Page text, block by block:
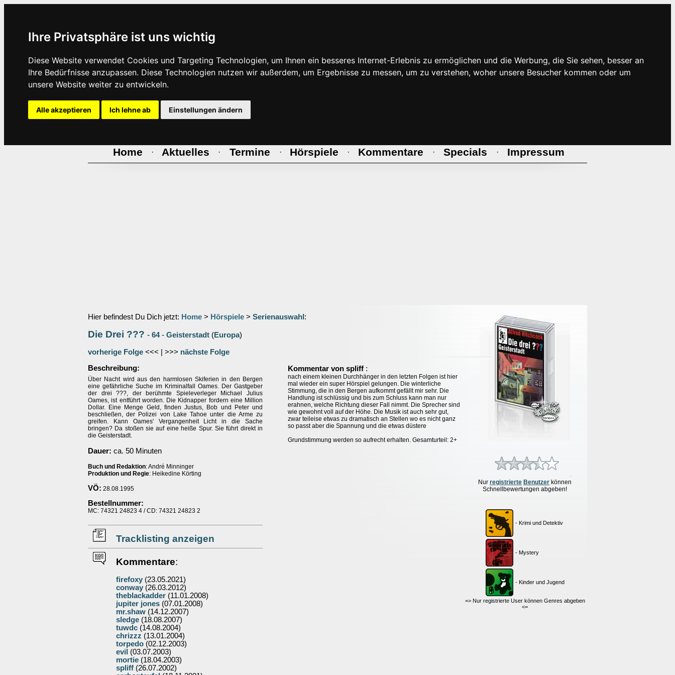
Ihre Privatsphäre ist uns wichtig
Diese Website verwendet Cookies und Targeting Technologien, um Ihnen ein besseres Internet-Erlebnis zu ermöglichen und die Werbung, die Sie sehen, besser an
Ihre Bedürfnisse anzupassen. Diese Technologien nutzen wir außerdem, um Ergebnisse zu messen, um zu verstehen, woher unsere Besucher kommen oder um
unsere Website weiter zu entwickeln.
Alle akzeptieren Ich lehne ab Einstellungen ändern
Home · Aktuelles · Termine · Hörspiele · Kommentare · Specials · Impressum
Hier befindest Du Dich jetzt: Home > Hörspiele > Serienauswahl :
Die Drei ??? - 64- Geisterstadt (Europa)
vorherige Folge <<< | >>> nächste Folge
Nur registrierte Benutzer können
Schnellbewertungen abgeben!
- Krimi und Detektiv
- Mystery
- Kinder und Jugend
=> Nur registrierte User können Genres abgeben
<=
Beschreibung:
Über Nacht wird aus den harmlosen Skiferien in den Bergen
eine gefährliche Suche im Kriminalfall Oames. Der Gastgeber
der drei ???, der berühmte Spieleverleger Michael Julius
Oames, ist entführt worden. Die Kidnapper fordern eine Million
Dollar. Eine Menge Geld, finden Justus, Bob und Peter und
beschließen, der Polizei von Lake Tahoe unter die Arme zu
greifen. Kann Oames' Vergangenheit Licht in die Sache
bringen? Da stoßen sie auf eine heiße Spur. Sie führt direkt in
die Geisterstadt.
Dauer: ca. 50 Minuten
Buch und Redaktion: André Minninger
Produktion und Regie: Heikedine Körting
VÖ: 28.08.1995
Bestellnummer:
MC: 74321 24823 4 / CD: 74321 24823 2
Tracklisting anzeigen
Kommentare:
firefoxy (23.05.2021)
conway (26.03.2012)
theblackadder (11.01.2008)
jupiter jones (07.01.2008)
mr.shaw (14.12.2007)
sledge (18.08.2007)
tuwdc (14.08.2004)
chrizzz (13.01.2004)
torpedo (02.12.2003)
evil (03.07.2003)
mortie (18.04.2003)
spliff (26.07.2002)
Kommentar von spliff :
nach einem kleinen Durchhänger in den letzten Folgen ist hier
mal wieder ein super Hörspiel gelungen. Die winterliche
Stimmung, die in den Bergen aufkommt gefällt mir sehr. Die
Handlung ist schlüssig und bis zum Schluss kann man nur
erahnen, welche Richtung dieser Fall nimmt. Die Sprecher sind
wie gewohnt voll auf der Höhe. Die Musik ist auch sehr gut,
zwar teileise etwas zu dramatisch an Stellen wo es nicht ganz
so passt aber die Spannung und die etwas düstere
Grundstimmung werden so aufrecht erhalten. Gesamturteil: 2+